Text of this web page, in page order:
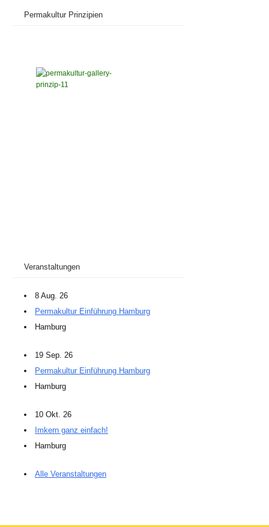
Permakultur Prinzipien
Veranstaltungen
8 Aug. 26
Permakultur Einführung Hamburg
Hamburg
19 Sep. 26
Permakultur Einführung Hamburg
Hamburg
10 Okt. 26
Imkern ganz einfach!
Hamburg
Alle Veranstaltungen